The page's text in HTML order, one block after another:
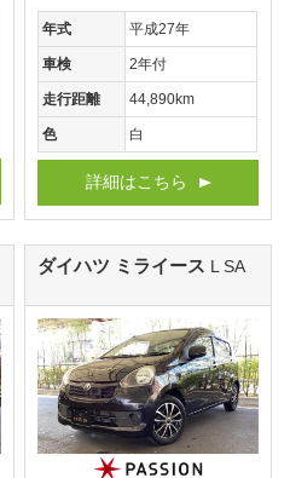
年式 平成27年
車検 2年付
走行距離 44,890km
色 白
詳細はこちら
ダイハツ ミライース L SA